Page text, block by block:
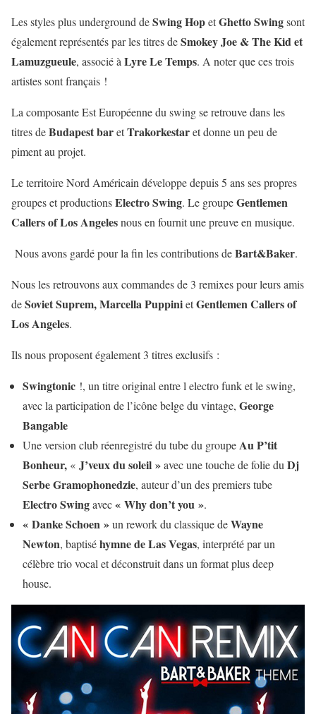
Les styles plus underground deSwing HopetGhetto Swingsont
également représentés par les titres deSmokey Joe & The Kid et
Lamuzgueule, associé à Lyre Le Temps. A noter que ces trois
artistes sont français !
La composante Est Européenne du swing se retrouve dans les
titres deBudapest baretTrakorkestaret donne un peu de
piment au projet.
Le territoire Nord Américain développe depuis 5 ans ses propres
groupes et productionsElectro Swing. Le groupeGentlemen
Callers of Los Angelesnous en fournit une preuve en musique.
Nous avons gardé pour la fin les contributions deBart&Baker.
Nous les retrouvons aux commandes de 3 remixes pour leurs amis
deSoviet Suprem, Marcella PuppinietGentlemen Callers of
Los Angeles.
Ils nous proposent également 3 titres exclusifs :
Swingtonic !, un titre original entre l electro funk et le swing,
avec la participation de l’icône belge du vintage, George
Bangable
Une version club réenregistré du tube du groupeAu P’tit
Bonheur, « J’veux du soleil »avec une touche de folie du Dj
Serbe Gramophonedzie, auteur d’un des premiers tube
Electro Swingavec« Why don’t you ».
« Danke Schoen »un rework du classique deWayne
Newton, baptiséhymne de Las Vegas, interprété par un
célèbre trio vocal et déconstruit dans un format plus deep
house.